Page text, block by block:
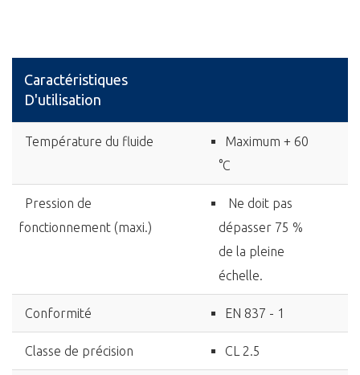
Caractéristiques
D'utilisation
Température du fluide
Maximum + 60
°C
Pression de
fonctionnement (maxi.)
Ne doit pas
dépasser 75 %
de la pleine
échelle.
Conformité EN 837 - 1
Classe de précision CL 2.5